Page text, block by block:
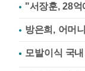
"서장훈, 28
방은희, 어머